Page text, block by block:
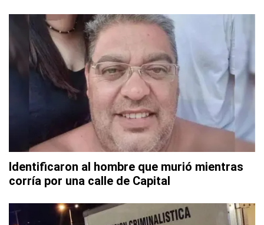
Identificaron al hombre que murió mientras
corría por una calle de Capital